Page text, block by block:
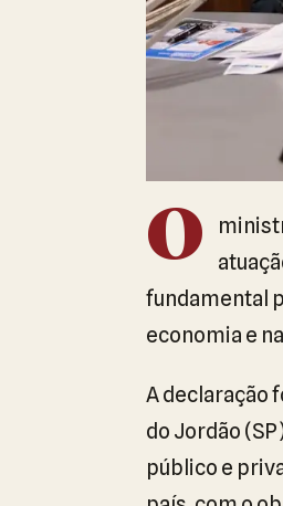
O
fundamental
economia e
A declaração
do Jordão
público e